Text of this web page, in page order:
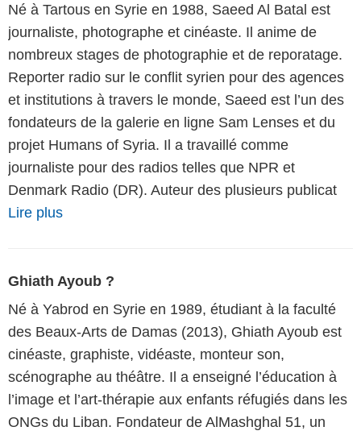
Né à Tartous en Syrie en 1988, Saeed Al Batal est
journaliste, photographe et cinéaste. Il anime de
nombreux stages de photographie et de reporatage.
Reporter radio sur le conflit syrien pour des agences
et institutions à travers le monde, Saeed est l’un des
fondateurs de la galerie en ligne Sam Lenses et du
projet Humans of Syria. Il a travaillé comme
journaliste pour des radios telles que NPR et
Denmark Radio (DR). Auteur des plusieurs publicat
Lire plus
Ghiath Ayoub ?
Né à Yabrod en Syrie en 1989, étudiant à la faculté
des Beaux-Arts de Damas (2013), Ghiath Ayoub est
cinéaste, graphiste, vidéaste, monteur son,
scénographe au théâtre. Il a enseigné l’éducation à
l’image et l’art-thérapie aux enfants réfugiés dans les
ONGs du Liban. Fondateur de AlMashghal 51, un